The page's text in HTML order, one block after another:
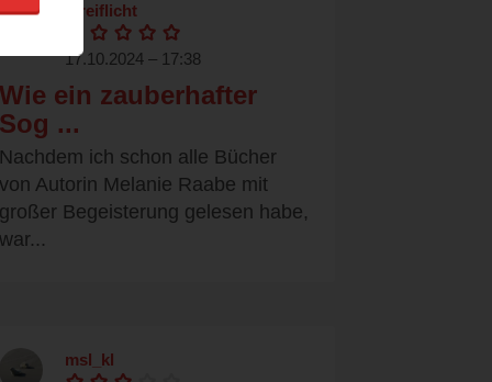
streiflicht
17.10.2024 – 17:38
Wie ein zauberhafter
Sog ...
Nachdem ich schon alle Bücher
von Autorin Melanie Raabe mit
großer Begeisterung gelesen habe,
war...
msl_kl